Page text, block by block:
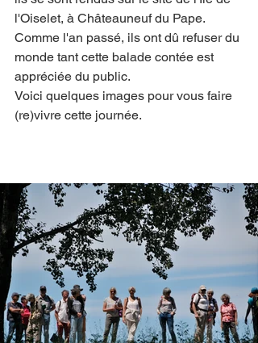
l'Oiselet, à Châteauneuf du Pape.
Comme l'an passé, ils ont dû refuser du
monde tant cette balade contée est
appréciée du public.
Voici quelques images pour vous faire
(re)vivre cette journée.